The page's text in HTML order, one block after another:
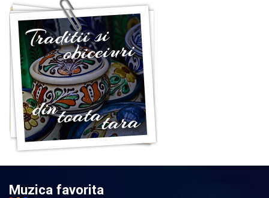
Muzica favorita